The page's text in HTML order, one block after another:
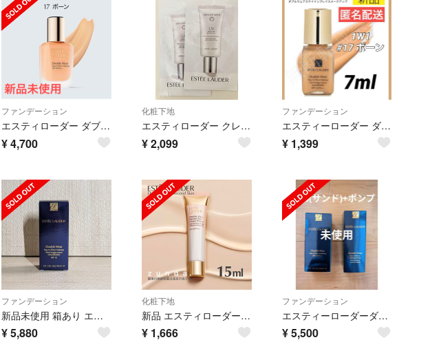
ファンデーション
エスティローダー ダブルウェア ステイ イン プレイス メークアップ 17 ボーン
¥4,700
化粧下地
エスティローダー クレッセント ホワイト UV プロテクター サンプル 2個セット
¥2,099
ファンデーション
エスティーローダー ダブルウェア リキッドファンデ 17 ボーン 7ml 新品
¥ 1,399
ファンデーション
新品未使用 箱あり エスティローダー ダブルウェア サンド 1W2
¥5,880
化粧下地
新品 エスティローダー ダブルウェア セカンドスキン クリームプライマー15ml
¥ 1,666
ファンデーション
エスティーローダーダブルウェア36(サンド)・ポンプ
¥5,500